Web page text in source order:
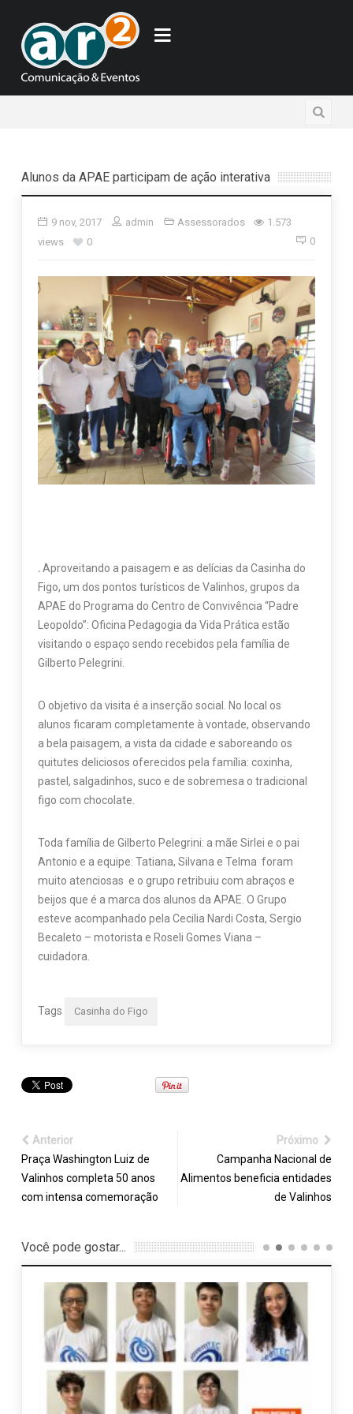
Alunos da APAE participam de ação interativa
9 nov, 2017 admin Assessorados
1.573
views
0 0
.Aproveitando a paisagem e as delícias da Casinha do
Figo, um dos pontos turísticos de Valinhos, grupos da
APAE do Programa do Centro de Convivência “Padre
Leopoldo”: Oficina Pedagogia da Vida Prática estão
visitando o espaço sendo recebidos pela família de
Gilberto Pelegrini.
O objetivo da visita é a inserção social. No local os
alunos ficaram completamente à vontade, observando
a bela paisagem, a vista da cidade e saboreando os
quitutes deliciosos oferecidos pela família: coxinha,
pastel, salgadinhos, suco e de sobremesa o tradicional
figo com chocolate.
Toda família de Gilberto Pelegrini: a mãe Sirlei e o pai
Antonio e a equipe: Tatiana, Silvana e Telma foram
muito atenciosas e o grupo retribuiu com abraços e
beijos que é a marca dos alunos da APAE. O Grupo
esteve acompanhado pela Cecilia Nardi Costa, Sergio
Becaleto – motorista e Roseli Gomes Viana –
cuidadora.
Tags Casinha do Figo
Anterior
Praça Washington Luiz de
Valinhos completa 50 anos
com intensa comemoração
Próximo
Campanha Nacional de
Alimentos beneficia entidades
de Valinhos
Você pode gostar...